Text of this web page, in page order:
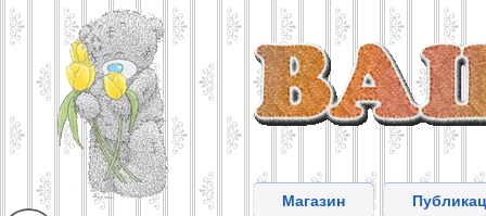
Магазин